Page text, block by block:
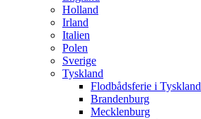
Holland
Irland
Italien
Polen
Sverige
Tyskland
Flodbådsferie i Tyskland
Brandenburg
Mecklenburg